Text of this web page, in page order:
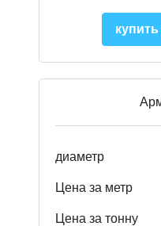
диаметр
Цена за метр
Цена за тонну